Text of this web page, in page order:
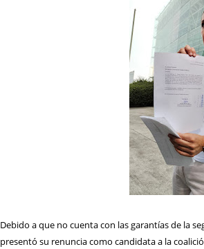
Debido a que no cuenta con las garantías de la
presentó su renuncia como candidata a la